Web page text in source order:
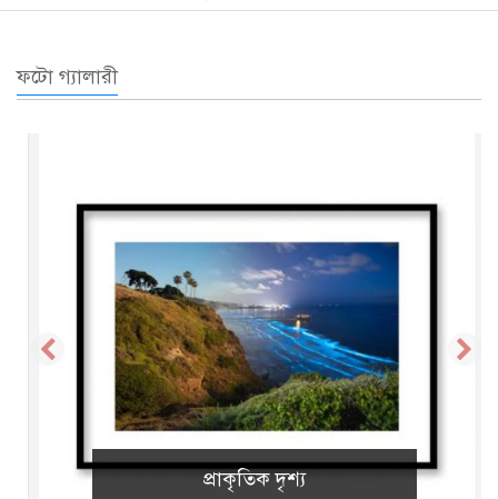
ফটো গ্যালারী
প্রাকৃতিক দৃশ্য